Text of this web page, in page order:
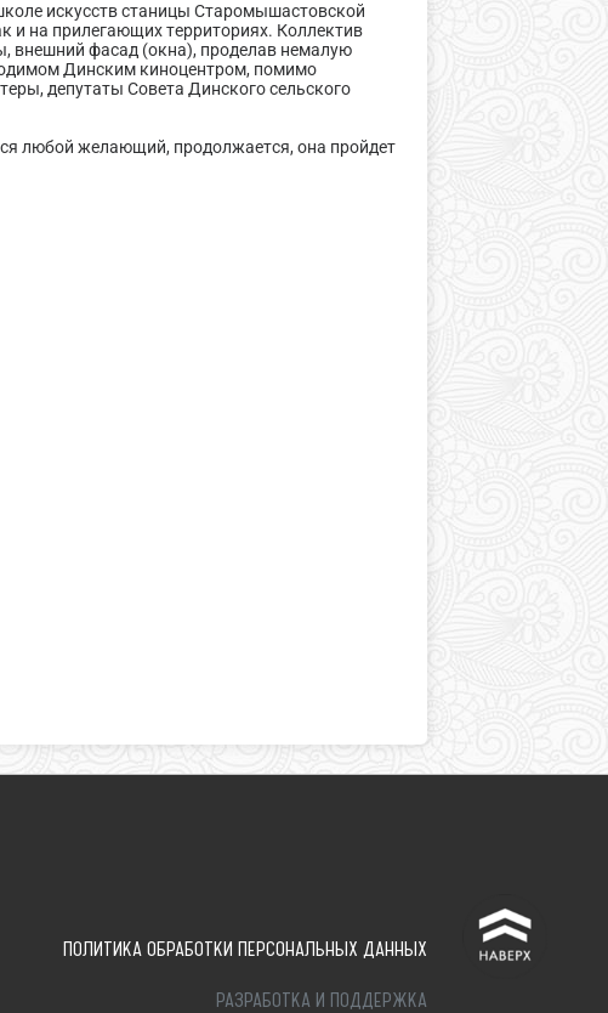
искусств станицы Старомышастовской
и на прилегающих территориях. Коллектив
внешний фасад (окна), проделав немалую
Динским киноцентром, помимо
депутаты Совета Динского сельского
любой желающий, продолжается, она пройдет
^
ПОЛИТИКА ОБРАБОТКИ ПЕРСОНАЛЬНЫХ ДАННЫХ
РАЗРАБОТКА И ПОДДЕРЖКА